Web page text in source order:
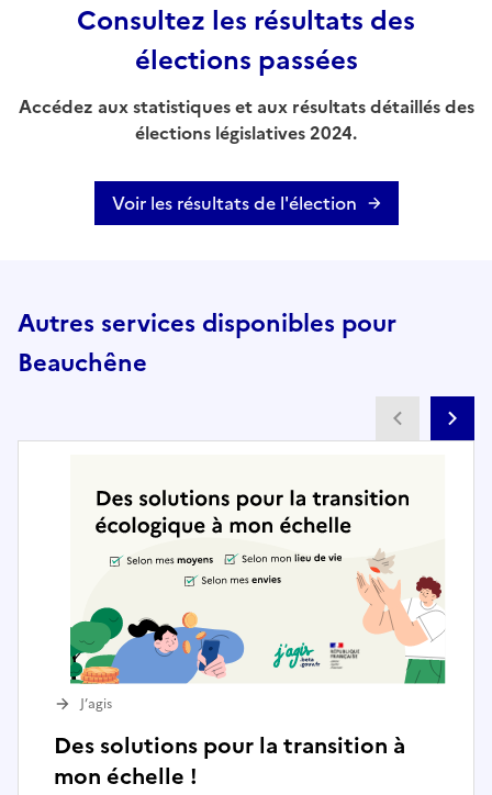
Consultez les résultats des
élections passées
Accédez aux statistiques et aux résultats détaillés des
élections législatives 2024.
Voir les résultats de l'élection
Autres services disponibles pour
Beauchêne
Des solutions pour la transition à
mon échelle !
J’agis